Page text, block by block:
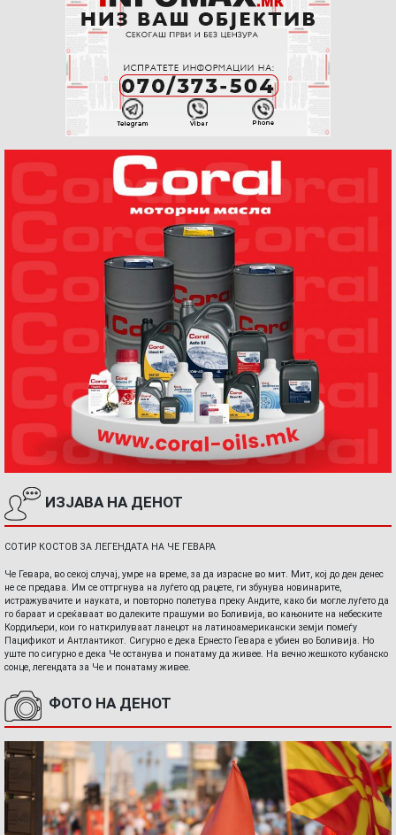
ИЗЈАВА НА ДЕНОТ
СОТИР КОСТОВ ЗА ЛЕГЕНДАТА НА ЧЕ ГЕВАРА
Че Гевара, во секој случај, умре на време, за да израсне во мит. Мит, кој до ден денес
не се предава. Им се оттргнува на луѓето од рацете, ги збунува новинарите,
истражувачите и науката, и повторно полетува преку Андите, како би могле луѓето да
го бараат и среќаваат во далеките прашуми во Боливија, во кањоните на небеските
Кордиљери, кои го наткрилуваат ланецот на латиноамерикански земји помеѓу
Пацификот и Антлантикот. Сигурно е дека Ернесто Гевара е убиен во Боливија. Но
уште по сигурно е дека Че останува и понатаму да живее. На вечно жешкото кубанско
сонце, легендата за Че и понатаму живее.
ФОТО НА ДЕНОТ